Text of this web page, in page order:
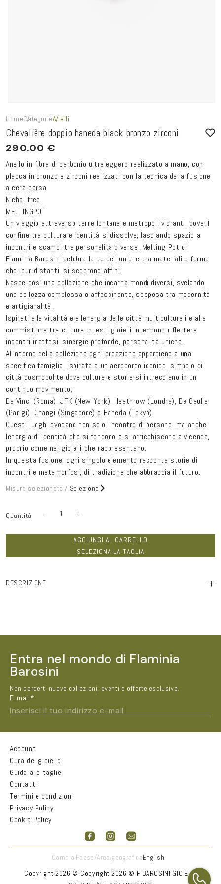
HomeCategorieAnelli
Chevalière doppio haneda black bronzo zirconi
290.00 €
Anello in fibra di carbonio ultraleggero realizzato a mano, con
placca in bronzo e zirconi realizzati con la tecnica della fusione
a cera persa.
Nichel free.
MELTINGPOT
Un viaggio attraverso terre lontane e metropoli vibranti, dove il
confine tra cultura e identità si dissolve, lasciando spazio a
incontri e scambi tra personalità diverse. Melting Pot di
Flaminia Barosini celebra larte dell’unione tra materiali e forme
che, pur distanti, si scoprono affini.
Nasce così una collezione che incarna mondi diversi, svelando
una bellezza complessa e affascinante, sospesa tra modernità
e artigianalità.
Ispirati alla vitalità e allenergia delle città multiculturali e alla
commistione tra culture, questi gioielli intendono riflettere
incontri inattesi, sinergie profonde, personalità uniche.
Allinterno della collezione ogni creazione appartiene a una
specifica famiglia, ispirata a un aeroporto iconico, simbolo di
città cosmopolite dove culture e storie si intrecciano in un
continuo movimento;
Da Vinci (Roma), JFK (New York), Heathrow (Londra), De Gaulle
(Parigi), Changi (Singapore) e Haneda (Tokyo).
Questi luoghi evocano non solo lincontro di persone, ma anche
lenergia di identità che si fondono e si arricchiscono a vicenda,
proprio come nei gioielli che rappresentano.
In questa fusione, ogni singolo elemento racconta storie di
incontri e metamorfosi, di tradizione che abbraccia il futuro.
Misura selezionata / Seleziona
Quantità
Quantità Diminuisci
Chevalière
black
- Aumenta
Chevalière
doppio
haneda
black
+
AGGIUNGI AL CARRELLO
SELEZIONA LA TAGLIA
DESCRIZIONE +
Entra nel mondo di Flaminia
Barosini
Non perderti nuove collezioni, eventi e offerte esclusive.
E-mail*
Inserisci il tuo indirizzo e-mail
Nome e Cognome*
Città
Email*
informativa sulla privacy
Account
Cura del gioiello
Guida alle taglie
Contatti
Termini e condizioni
Privacy Policy
Cookie Policy
Cambia Paese/Area geograficaEnglish
Copyright 2026 © Copyright 2026 © F BAROSINI GIOIELLI